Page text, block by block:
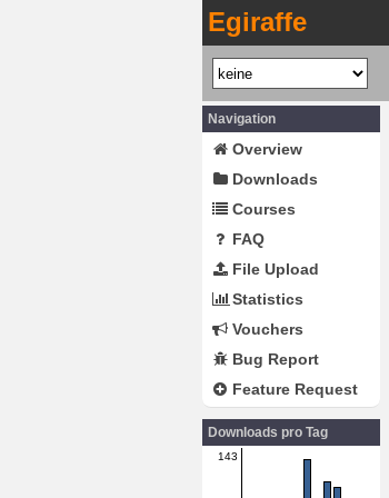
Egiraffe
Navigation
Overview
Downloads
Courses
FAQ
File Upload
Statistics
Vouchers
Bug Report
Feature Request
Downloads pro Tag
143